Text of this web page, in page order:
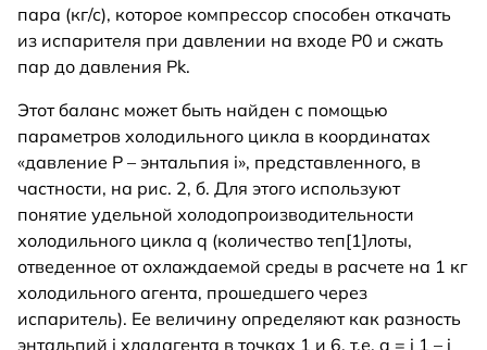
пара (кг/с), которое компрессор способен откачать
из испарителя при давлении на входе P0 и сжать
пар до давления Pk.
Этот баланс может быть найден с помощью
параметров холодильного цикла в координатах
«давление P – энтальпия i», представленного, в
частности, на рис. 2, б. Для этого используют
понятие удельной холодопроизводительности
холодильного цикла q (количество теп[1]лоты,
отведенное от охлаждаемой среды в расчете на 1 кг
холодильного агента, прошедшего через
испаритель). Ее величину определяют как разность
энтальпий i хладагента в точках 1 и 6, т.е. q = i 1 – i